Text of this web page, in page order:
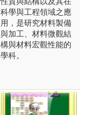
科學與工程領域之應
用，是研究材料製備
與加工、材料微觀結
構與材料宏觀性能的
學科。